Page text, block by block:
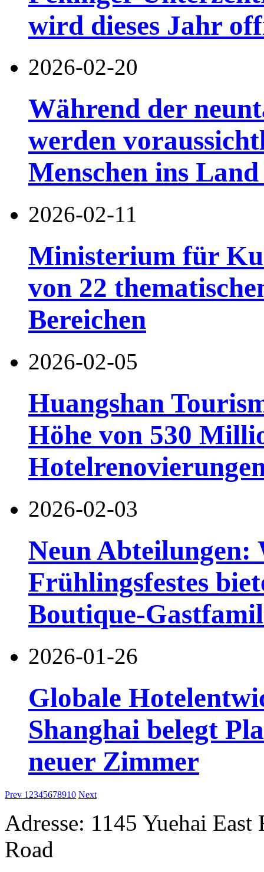
wird dieses Jahr
2026-02-20
Während der
werden
Menschen ins
2026-02-11
Ministerium für
von 22
Bereichen
2026-02-05
Huangshan
Höhe von 530
2026-02-03
Neun Abteilungen:
Frühlingsfestes
Boutique-
2026-01-26
Globale
Shanghai belegt
neuer Zimmer
Prev 1 2345678910 Next
Adresse: 1145 Yuehai
Road